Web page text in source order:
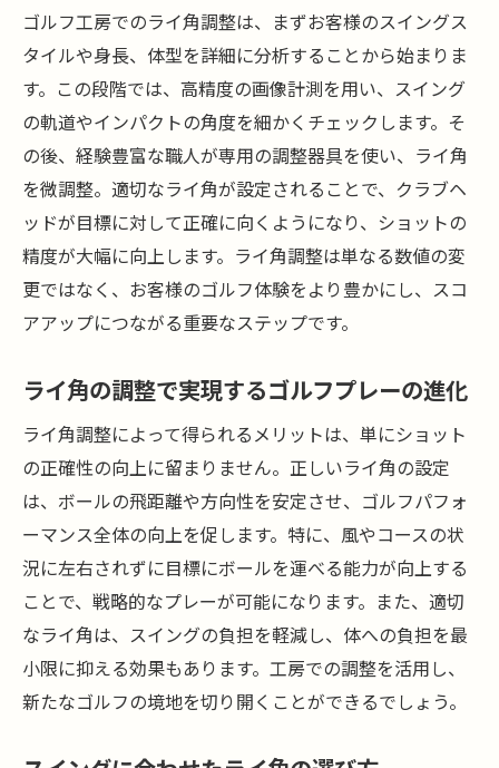
ゴルフ工房でのライ角調整は、まずお客様のスイングス
タイルや身長、体型を詳細に分析することから始まりま
す。この段階では、高精度の画像計測を用い、スイング
の軌道やインパクトの角度を細かくチェックします。そ
の後、経験豊富な職人が専用の調整器具を使い、ライ角
を微調整。適切なライ角が設定されることで、クラブヘ
ッドが目標に対して正確に向くようになり、ショットの
精度が大幅に向上します。ライ角調整は単なる数値の変
更ではなく、お客様のゴルフ体験をより豊かにし、スコ
アアップにつながる重要なステップです。
ライ角の調整で実現するゴルフプレーの進化
ライ角調整によって得られるメリットは、単にショット
の正確性の向上に留まりません。正しいライ角の設定
は、ボールの飛距離や方向性を安定させ、ゴルフパフォ
ーマンス全体の向上を促します。特に、風やコースの状
況に左右されずに目標にボールを運べる能力が向上する
ことで、戦略的なプレーが可能になります。また、適切
なライ角は、スイングの負担を軽減し、体への負担を最
小限に抑える効果もあります。工房での調整を活用し、
新たなゴルフの境地を切り開くことができるでしょう。